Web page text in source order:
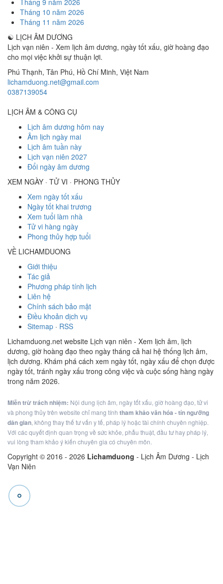
Tháng 9 năm 2026
Tháng 10 năm 2026
Tháng 11 năm 2026
☯ LỊCH ÂM DƯƠNG
Lịch vạn niên - Xem lịch âm dương, ngày tốt xấu, giờ hoàng đạo
cho mọi việc khởi sự thuận lợi.
Phú Thạnh, Tân Phú, Hồ Chí Minh, Việt Nam
lichamduong.net@gmail.com
0387139054
LỊCH ÂM & CÔNG CỤ
Lịch âm dương hôm nay
Âm lịch ngày mai
Lịch âm tuần này
Lịch vạn niên 2027
Đổi ngày âm dương
XEM NGÀY · TỬ VI · PHONG THỦY
Xem ngày tốt xấu
Ngày tốt khai trương
Xem tuổi làm nhà
Tử vi hàng ngày
Phong thủy hợp tuổi
VỀ LICHAMDUONG
Giới thiệu
Tác giả
Phương pháp tính lịch
Liên hệ
Chính sách bảo mật
Điều khoản dịch vụ
Sitemap · RSS
Lichamduong.net website Lịch vạn niên - Xem lịch âm, lịch
dương, giờ hoàng đạo theo ngày tháng cả hai hệ thống lịch âm,
lịch dương. Khám phá cách xem ngày tốt, ngày xấu để chọn được
ngày tốt, tránh ngày xấu trong công việc và cuộc sống hàng ngày
trong năm 2026.
Miễn trừ trách nhiệm: Nội dung lịch âm, ngày tốt xấu, giờ hoàng đạo, tử vi
và phong thủy trên website chỉ mang tính tham khảo văn hóa - tín ngưỡng
dân gian, không thay thế tư vấn y tế, pháp lý hoặc tài chính chuyên nghiệp.
Với các quyết định quan trọng về sức khỏe, phẫu thuật, đầu tư hay pháp lý,
vui lòng tham khảo ý kiến chuyên gia có chuyên môn.
Copyright © 2016 - 2026 Lichamduong - Lịch Âm Dương - Lịch
Vạn Niên